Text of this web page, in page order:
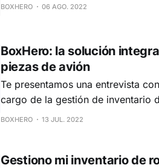
BOXHERO 06 AGO. 2022
BoxHero: la solución
piezas de avión
Te presentamos una entrevista
cargo de la gestión de inventario
reparaciones del equipo de
BOXHERO 13 JUL. 2022
Gestiono mi inventario de